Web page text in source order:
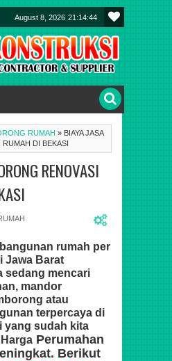
August 8, 2026 21:14:44
RUMAH » BIAYA JASA
DI BEKASI
RENOVASI
rumah per
Jawa Barat
sedang mencari
mandor
atau
terpercaya di
yang sudah kita
Perumahan
Berikut